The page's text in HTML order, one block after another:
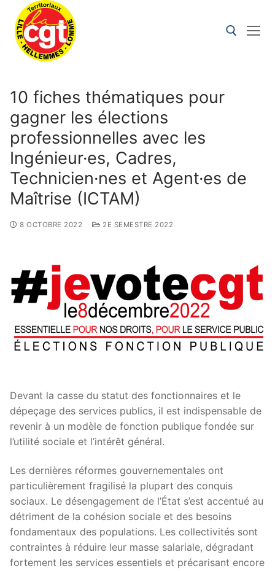
10 fiches thématiques pour
gagner les élections
professionnelles avec les
Ingénieur·es, Cadres,
Technicien·nes et Agent·es de
Maîtrise (ICTAM)
8 OCTOBRE 2022 2E SEMESTRE 2022
Devant la casse du statut des fonctionnaires et le
dépeçage des services publics, il est indispensable de
revenir à un modèle de fonction publique fondée sur
l’utilité sociale et l’intérêt général.
Les dernières réformes gouvernementales ont
particulièrement fragilisé la plupart des conquis
sociaux. Le désengagement de l’État s’est accentué au
détriment de la cohésion sociale et des besoins
fondamentaux des populations. Les collectivités sont
contraintes à réduire leur masse salariale, dégradant
fortement les services essentiels et précarisant encore